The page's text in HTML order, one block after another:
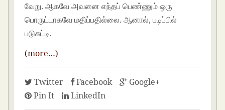
வேறு. ஆகவே அவனை எந்தப் பெண்ணும் ஒரு
பொருட்டாகவே மதிப்பதில்லை. ஆனால், படிப்பில்
படுசுட்டி.
(more…)
Twitter Facebook
Google+
Pin It
LinkedIn